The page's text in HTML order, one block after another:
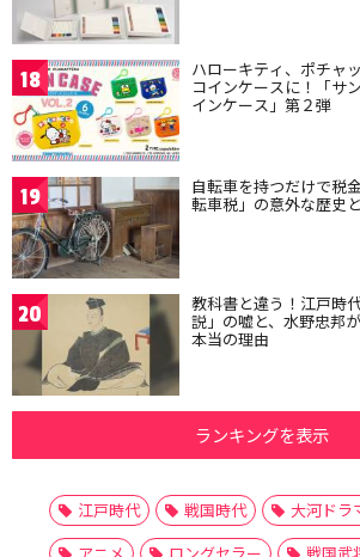
18 ハローキティ、ポチャ
コインケースに！「サ
インケース」第２弾
19 自転車を持つだけで税
転車税」の意外な歴史
20 教科書と違う！江戸時
説」の嘘と、水野忠邦
本当の理由
ランキングを表示
江戸時代 戦国時代 大河ドラ